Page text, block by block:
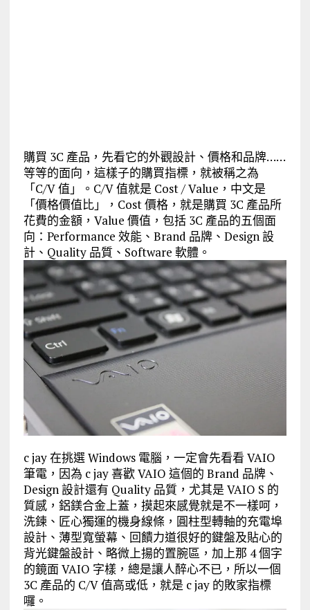
購買 3C 產品，先看它的外觀設計、價格和品牌……
等等的面向，這樣子的購買指標，就被稱之為
「C/V 值」。C/V 值就是 Cost / Value，中文是
「價格價值比」，Cost 價格，就是購買 3C 產品所
花費的金額，Value 價值，包括 3C 產品的五個面
向：Performance 效能、Brand 品牌、Design 設
計、Quality 品質、Software 軟體。
c jay 在挑選 Windows 電腦，一定會先看看 VAIO
筆電，因為 c jay 喜歡 VAIO 這個的 Brand 品牌、
Design 設計還有 Quality 品質，尤其是 VAIO S 的
質感，鋁鎂合金上蓋，摸起來感覺就是不一樣呵，
洗鍊、匠心獨運的機身線條，圓柱型轉軸的充電埠
設計、薄型寬螢幕、回饋力道很好的鍵盤及貼心的
背光鍵盤設計、略微上揚的置腕區，加上那 4 個字
的鏡面 VAIO 字樣，總是讓人醉心不已，所以一個
3C 產品的 C/V 值高或低，就是 c jay 的敗家指標
囉。